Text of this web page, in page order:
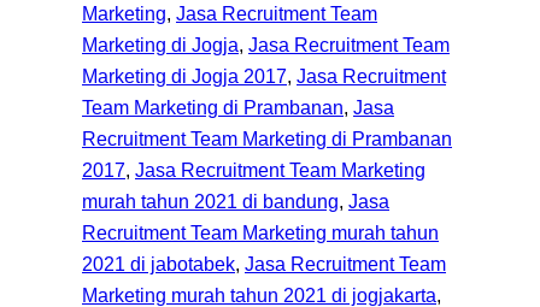
Marketing, Jasa Recruitment Team
Marketing di Jogja, Jasa Recruitment Team
Marketing di Jogja 2017, Jasa Recruitment
Team Marketing di Prambanan, Jasa
Recruitment Team Marketing di Prambanan
2017, Jasa Recruitment Team Marketing
murah tahun 2021 di bandung, Jasa
Recruitment Team Marketing murah tahun
2021 di jabotabek, Jasa Recruitment Team
Marketing murah tahun 2021 di jogjakarta